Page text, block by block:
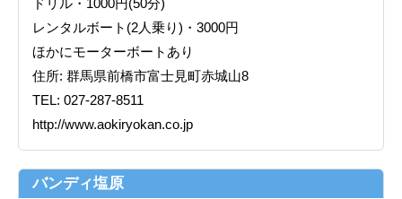
レンタルボート(2人乗り)・3000円
ほかにモーターボートあり
住所: 群馬県前橋市富士見町赤城山8
TEL: 027-287-8511
http://www.aokiryokan.co.jp
バンディ塩原